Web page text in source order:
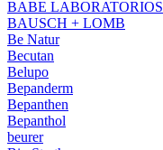
BABE LABORATORIOS
BAUSCH + LOMB
Be Natur
Becutan
Belupo
Bepanderm
Bepanthen
Bepanthol
beurer